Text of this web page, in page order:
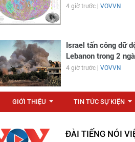
4 giờ trước | VOVVN
Israel tấn công dữ
Lebanon trong 2
4 giờ trước | VOVVN
GIỚI THIỆU TIN TỨC SỰ KIỆN
ĐÀI TIẾNG NÓI